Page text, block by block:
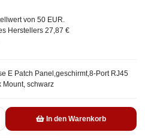
E Patch Panel,geschirmt,8-Port RJ45
Mount, schwarz
von 50 EUR.
Herstellers 27,87 €
In den Warenkorb